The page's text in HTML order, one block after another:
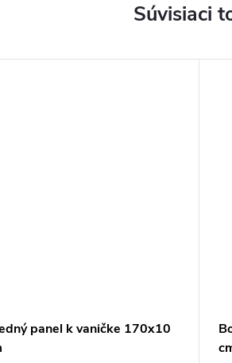
Súvisiaci
panel k vaničke 170x10